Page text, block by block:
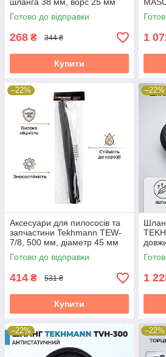
Готово до відправки
268 ₴ 344 ₴
Купити
1
–22%
Аксесуари для пилососів та
запчастини Tekhmann TEW-
7/8, 500 мм, діаметр 45 мм
Готово до відправки
414 ₴ 531 ₴
Купити
–22%
1
–22% –22%